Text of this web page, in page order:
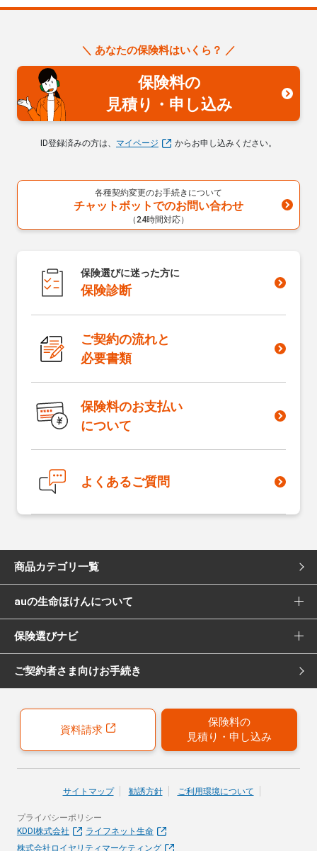
＼ あなたの保険料はいくら？ ／
保険料の
見積り・申し込み
ID登録済みの方は、 マイページ からお申し込みください。
各種契約変更のお手続きについて
チャットボットでのお問い合わせ
（24時間対応）
保険選びに迷った方に
保険診断
ご契約の流れと
必要書類
保険料のお支払い
について
よくあるご質問
商品カテゴリ一覧
死亡保険
医療保険
女性向け医療保険
がん保険
女性向けがん保険
40歳以上の方にはこちらもおすすめ
auの生命ほけんについて
選ばれる理由
Pontaポイント還元について
保険募集代理店について
引受保険会社について
保険選びナビ
保険選びナビ トップ
保険診断
おすすめ加入例
お客さまの声
ご契約者さま向けお手続き
資料請求
保険料の
見積り・申し込み
サイトマップ 勧誘方針 ご利用環境について
プライバシーポリシー
KDDI株式会社
ライフネット生命
株式会社ロイヤリティマーケティング